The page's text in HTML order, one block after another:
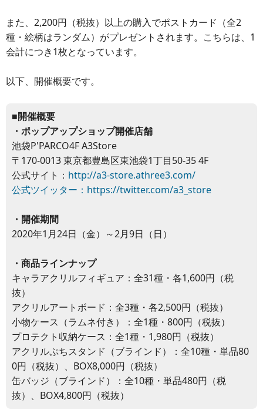
また、2,200円（税抜）以上の購入でポストカード（全2
種・絵柄はランダム）がプレゼントされます。こちらは、1
会計につき1枚となっています。
以下、開催概要です。
■開催概要
・ポップアップショップ開催店舗
池袋P'PARCO4F A3Store
〒170-0013 東京都豊島区東池袋1丁目50-35 4F
公式サイト： http://a3-store.athree3.com/
公式ツイッター： https://twitter.com/a3_store
・開催期間
2020年1月24日（金）～2月9日（日）
・商品ラインナップ
キャラアクリルフィギュア：全31種・各1,600円（税
抜）
アクリルアートボード：全3種・各2,500円（税抜）
小物ケース（ラムネ付き）：全1種・800円（税抜）
プロテクト収納ケース：全1種・1,980円（税抜）
アクリルぷちスタンド（ブラインド）：全10種・単品80
0円（税抜）、BOX8,000円（税抜）
缶バッジ（ブラインド）：全10種・単品480円（税
抜）、BOX4,800円（税抜）